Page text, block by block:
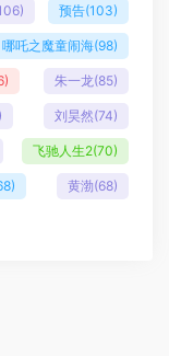
预告(103)
哪吒之魔童闹海(98)
朱一龙(85)
刘昊然(74)
飞驰人生2(70)
黄渤(68)